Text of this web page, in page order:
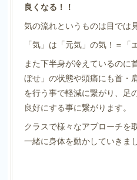
良くなる！！
気の流れというものは目では
「気」は「元気」の気！＝「
また下半身が冷えているのに
ぼせ」の状態や頭痛にも首・
を行う事で軽減に繋がり、足
良好にする事に繋がります。
クラスで様々なアプローチを
一緒に身体を動かしていきま